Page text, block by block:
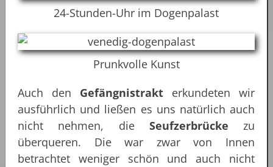
24-Stunden-Uhr im Dogenpalast
Prunkvolle Kunst
Auch den Gefängnistrakt erkundeten wir
ausführlich und ließen es uns natürlich auch
nicht nehmen, die Seufzerbrücke zu
überqueren. Die war zwar von Innen
betrachtet weniger schön und auch nicht